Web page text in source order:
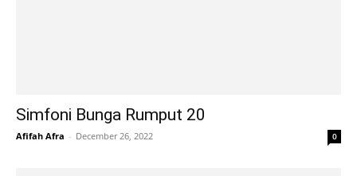
Simfoni Bunga Rumput 20
Afifah Afra - December 26, 2022 0